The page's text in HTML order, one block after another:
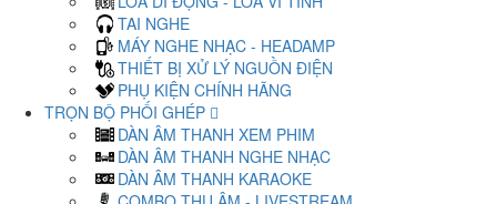
TAI NGHE
MÁY NGHE NHẠC - HEADAMP
THIẾT BỊ XỬ LÝ NGUỒN ĐIỆN
PHỤ KIỆN CHÍNH HÃNG
TRỌN BỘ PHỐI GHÉP
DÀN ÂM THANH XEM PHIM
DÀN ÂM THANH NGHE NHẠC
DÀN ÂM THANH KARAOKE